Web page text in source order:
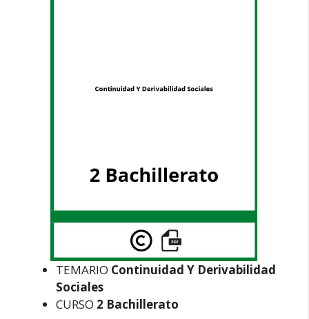
TEMARIO Continuidad Y Derivabilidad
Sociales
CURSO 2 Bachillerato